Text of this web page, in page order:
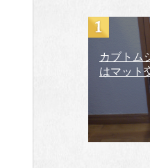
カブトム
はマット